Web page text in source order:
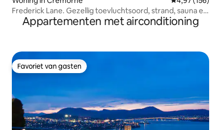
Frederick Lane. Gezellig toevluchtsoord, strand, sauna en
fitnessruimte!
Appartementen met airconditioning
Favoriet van gasten
Favoriet van gasten